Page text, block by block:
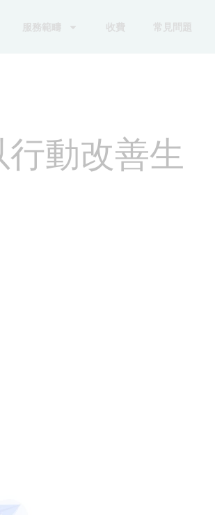
服務範疇 收費 常見問題
動改善生